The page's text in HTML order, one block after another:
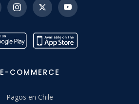
E-COMMERCE
Pagos en Chile